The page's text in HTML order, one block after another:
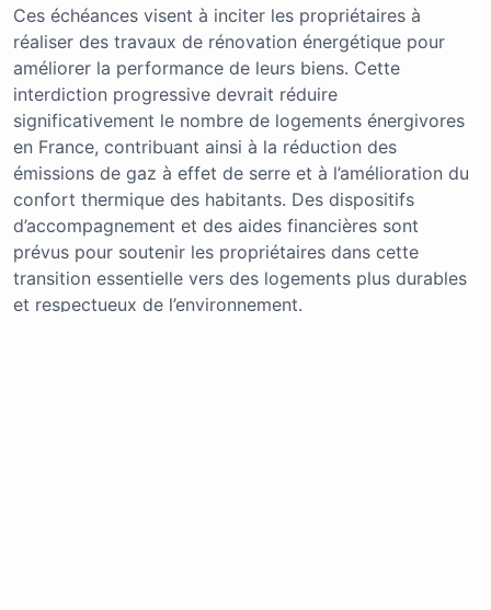
Ces échéances visent à inciter les propriétaires à
réaliser des travaux de rénovation énergétique pour
améliorer la performance de leurs biens. Cette
interdiction progressive devrait réduire
significativement le nombre de logements énergivores
en France, contribuant ainsi à la réduction des
émissions de gaz à effet de serre et à l’amélioration du
confort thermique des habitants. Des dispositifs
d’accompagnement et des aides financières sont
prévus pour soutenir les propriétaires dans cette
transition essentielle vers des logements plus durables
et respectueux de l’environnement.